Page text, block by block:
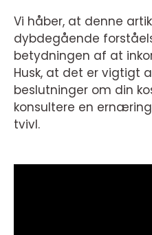
Vi håber, at denne
dybdegående
betydningen af at
Husk, at det er
beslutninger om din
konsultere en
tvivl.